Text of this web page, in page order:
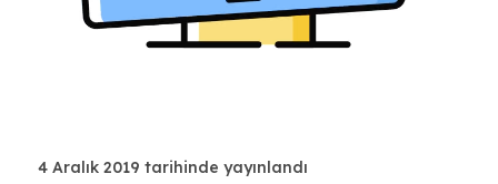
4 Aralık 2019 tarihinde yayınlandı